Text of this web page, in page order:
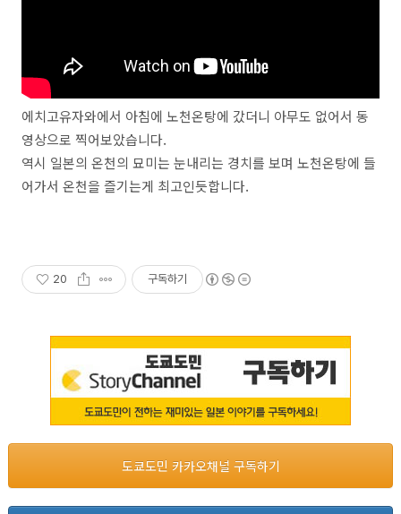
에치고유자와에서 아침에 노천온탕에 갔더니 아무도 없어서 동
영상으로 찍어보았습니다.
역시 일본의 온천의 묘미는 눈내리는 경치를 보며 노천온탕에 들
어가서 온천을 즐기는게 최고인듯합니다.
20 구독하기
도쿄도민 카카오채널 구독하기